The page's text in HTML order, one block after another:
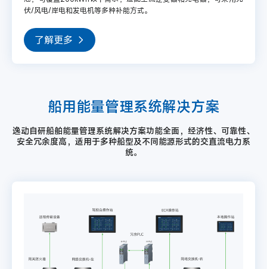
伏/风电/岸电和发电机等多种补能方式。
了解更多
船用能量管理系统解决方案
逸动自研船舶能量管理系统解决方案功能全面，经济性、可靠性、
安全冗余度高，适用于多种船型及不同能源形式的交直流电力系
统。